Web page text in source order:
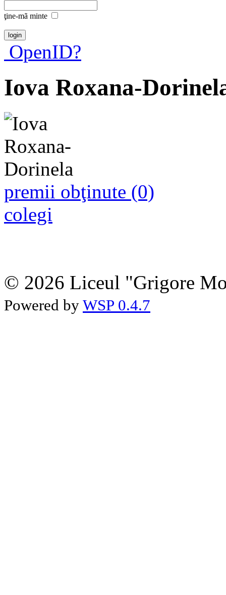
ţine-mã minte
OpenID?
Iova Roxana-
premii obţinute (0)
colegi
© 2026 Liceul "Grigore
Powered by WSP 0.4.7